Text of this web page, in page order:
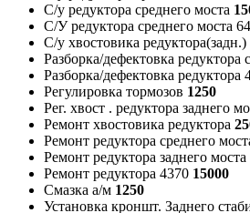
С/у редуктора среднего моста
С/У редуктора среднего моста
С/у хвостовика редуктора(задн.)
Разборка/дефектовка редуктора
Разборка/дефектовка редуктора
Регулировка тормозов 1250
Рег. хвост . редуктора заднего
Ремонт хвостовика редуктора
Ремонт редуктора среднего
Ремонт редуктора заднего моста
Ремонт редуктора 4370 15000
Смазка а/м 1250
Установка кроншт. Заднего